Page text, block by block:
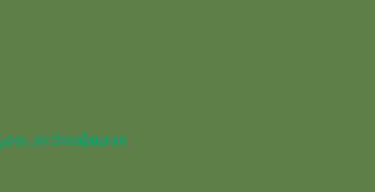
для эублефаров